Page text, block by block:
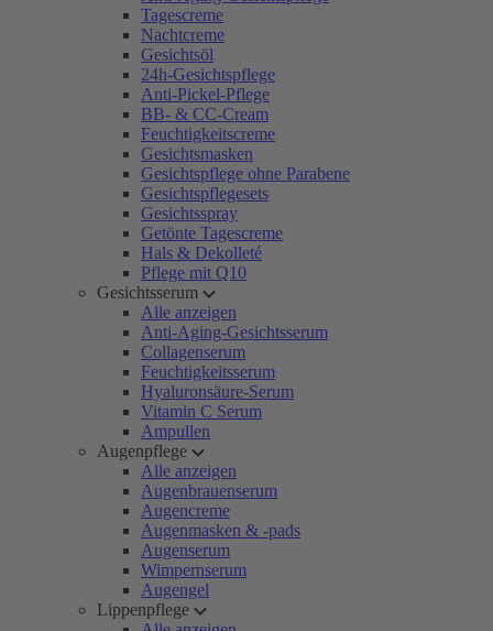
Tagescreme
Nachtcreme
Gesichtsöl
24h-Gesichtspflege
Anti-Pickel-Pflege
BB- & CC-Cream
Feuchtigkeitscreme
Gesichtsmasken
Gesichtspflege ohne Parabene
Gesichtspflegesets
Gesichtsspray
Getönte Tagescreme
Hals & Dekolleté
Pflege mit Q10
Gesichtsserum
Alle anzeigen
Anti-Aging-Gesichtsserum
Collagenserum
Feuchtigkeitsserum
Hyaluronsäure-Serum
Vitamin C Serum
Ampullen
Augenpflege
Alle anzeigen
Augenbrauenserum
Augencreme
Augenmasken & -pads
Augenserum
Wimpernserum
Augengel
Lippenpflege